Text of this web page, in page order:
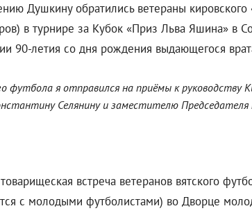
Душкину обратились ветераны
в турнире за Кубок «Приз Льва Яшина» в
90-летия со дня рождения выдающегося
футбола я отправился на приёмы к руководству
Селянину и заместителю Председателя
встреча ветеранов вятского
с молодыми футболистами) во Дворце